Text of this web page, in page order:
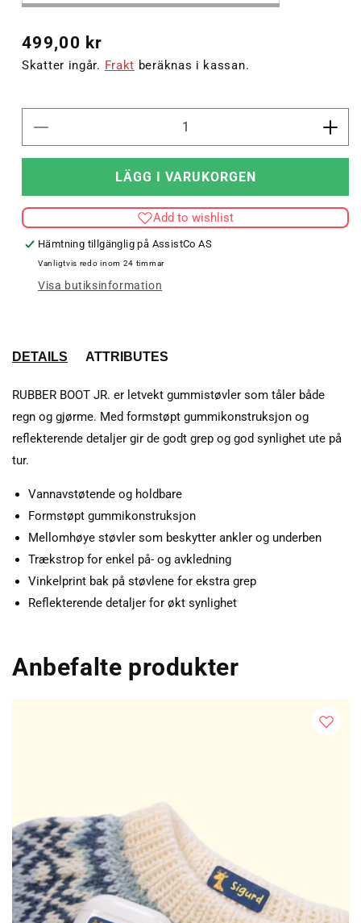
Ordinarie
pris
499,00 kr
Skatter ingår. Frakt beräknas i kassan.
kvantitet
Öka
JR.
LÄGG I VARUKORGEN
Add to wishlist
Hämtning tillgänglig på AssistCo AS
Vanligtvis redo inom 24 timmar
Visa butiksinformation
DETAILS ATTRIBUTES
RUBBER BOOT JR. er letvekt gummistøvler som tåler både
regn og gjørme. Med formstøpt gummikonstruksjon og
reflekterende detaljer gir de godt grep og god synlighet ute på
tur.
Vannavstøtende og holdbare
Formstøpt gummikonstruksjon
Mellomhøye støvler som beskytter ankler og underben
Trækstrop for enkel på- og avkledning
Vinkelprint bak på støvlene for ekstra grep
Reflekterende detaljer for økt synlighet
Anbefalte produkter